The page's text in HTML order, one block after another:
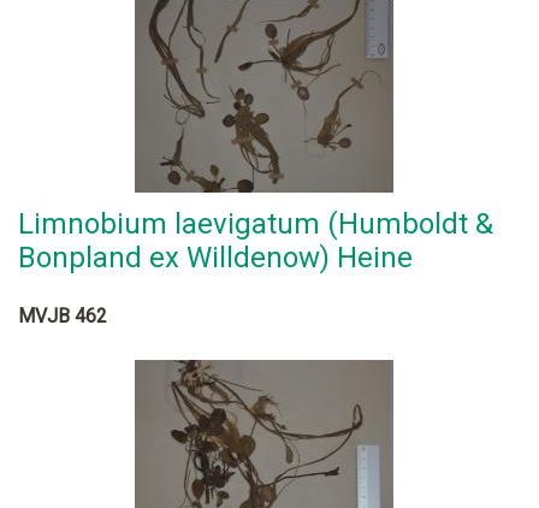
Limnobium laevigatum (Humboldt &
Bonpland ex Willdenow) Heine
MVJB 462